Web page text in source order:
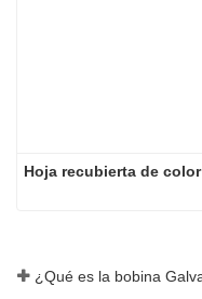
Hoja recubierta de color